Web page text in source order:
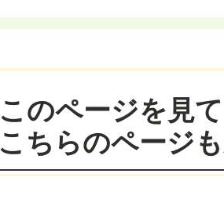
このページを見
こちらのページ